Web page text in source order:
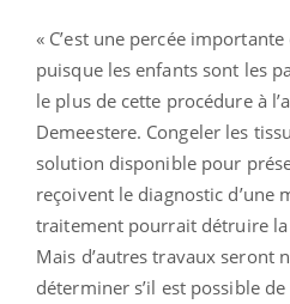
« C’est une percée
puisque les enfants sont les
le plus de cette procédure à
Demeestere. Congeler les
solution disponible pour
reçoivent le diagnostic d’une
traitement pourrait détruire
Mais d’autres travaux seront
déterminer s’il est possible